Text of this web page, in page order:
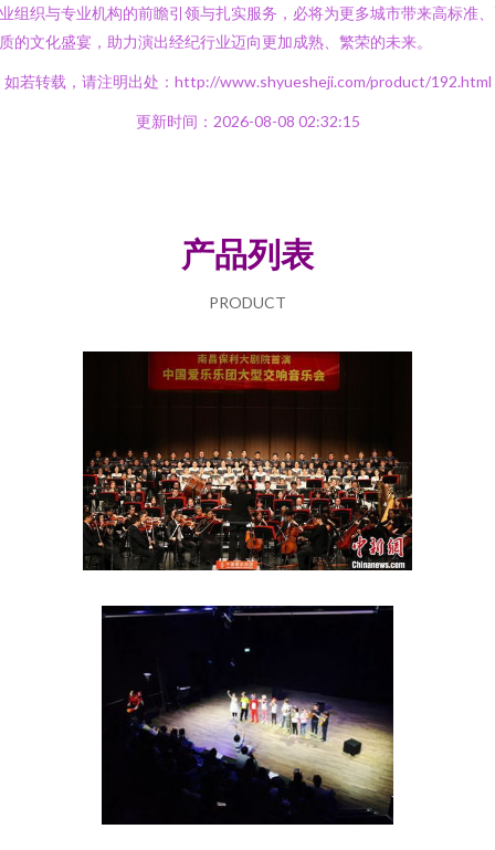
组织与专业机构的前瞻引领与扎实服务，必将为更多城市带来高标准
的文化盛宴，助力演出经纪行业迈向更加成熟、繁荣的未来。
如若转载，请注明出处：http://www.shyuesheji.com/product/192.html
更新时间：2026-08-08 02:32:15
产品列表
PRODUCT